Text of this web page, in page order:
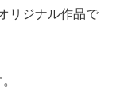
リジナル作品で